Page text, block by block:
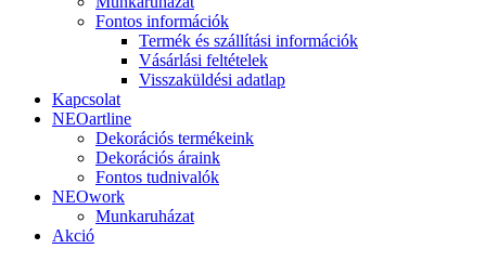
Fontos információk
Termék és szállítási információk
Vásárlási feltételek
Visszaküldési adatlap
Kapcsolat
NEOartline
Dekorációs termékeink
Dekorációs áraink
Fontos tudnivalók
NEOwork
Munkaruházat
Akció